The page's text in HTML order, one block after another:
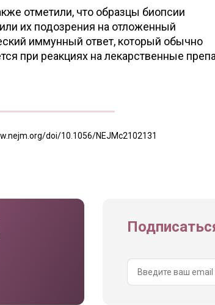
отметили, что образцы биопсии
их подозрения на отложенный
иммунный ответ, который обычно
при реакциях на лекарственные
doi/10.1056/NEJMc2102131